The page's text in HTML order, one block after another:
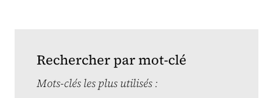
Rechercher par mot-clé
Mots-clés les plus utilisés :